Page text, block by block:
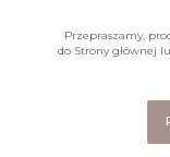
Przepraszamy,
do Strony głównej